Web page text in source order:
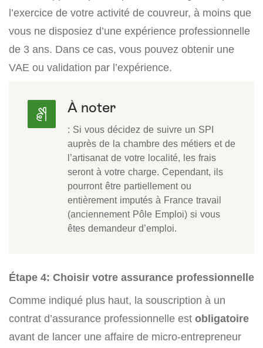
l’exercice de votre activité de couvreur, à moins que
vous ne disposiez d’une expérience professionnelle
de 3 ans. Dans ce cas, vous pouvez obtenir une
VAE ou validation par l’expérience.
À noter
: Si vous décidez de suivre un SPI
auprès de la chambre des métiers et de
l’artisanat de votre localité, les frais
seront à votre charge. Cependant, ils
pourront être partiellement ou
entièrement imputés à France travail
(anciennement Pôle Emploi) si vous
êtes demandeur d’emploi.
Étape 4: Choisir votre assurance professionnelle
Comme indiqué plus haut, la souscription à un
contrat d’assurance professionnelle est obligatoire
avant de lancer une affaire de micro-entrepreneur